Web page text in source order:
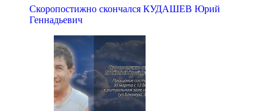
Скоропостижно скончался КУДАШЕВ Юрий
Геннадьевич